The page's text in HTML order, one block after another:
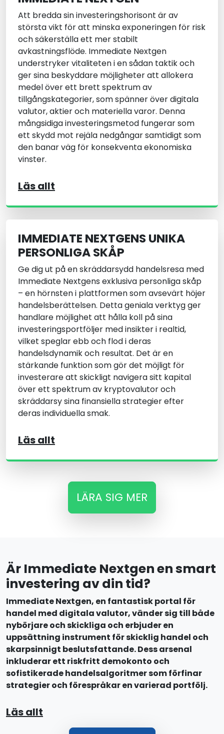
Att bredda sin investeringshorisont är av
största vikt för att minska exponeringen för risk
och säkerställa ett mer stabilt
avkastningsflöde. Immediate Nextgen
understryker vitaliteten i en sådan taktik och
ger sina beskyddare möjligheter att allokera
medel över ett brett spektrum av
tillgångskategorier, som spänner över digitala
valutor, aktier och materiella varor. Denna
mångsidiga investeringsmetod fungerar som
ett skydd mot rejäla nedgångar samtidigt som
den banar väg för konsekventa ekonomiska
vinster.
Läs allt
IMMEDIATE NEXTGENS UNIKA
PERSONLIGA SKÅP
Ge dig ut på en skräddarsydd handelsresa med
Immediate Nextgens exklusiva personliga skåp
– en hörnsten i plattformen som avsevärt höjer
handelsberättelsen. Detta geniala verktyg ger
handlare möjlighet att hålla koll på sina
investeringsportföljer med insikter i realtid,
vilket speglar ebb och flod i deras
handelsdynamik och resultat. Det är en
stärkande funktion som gör det möjligt för
investerare att skickligt navigera sitt kapital
över ett spektrum av kryptovalutor och
skräddarsy sina finansiella strategier efter
deras individuella smak.
Läs allt
LÄRA SIG MER
Är Immediate Nextgen en smart
investering av din tid?
Immediate Nextgen, en fantastisk portal för
handel med digitala valutor, vänder sig till både
nybörjare och skickliga och erbjuder en
uppsättning instrument för skicklig handel och
skarpsinnigt beslutsfattande. Dess arsenal
inkluderar ett riskfritt demokonto och
sofistikerade handelsalgoritmer som förfinar
strategier och förespråkar en varierad portfölj.
Läs allt